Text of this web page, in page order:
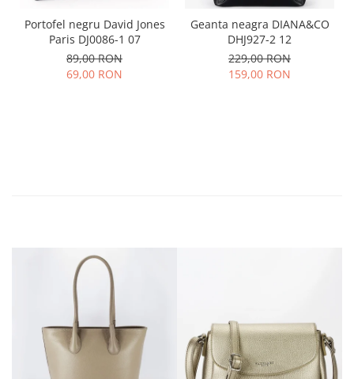
Portofel negru David Jones
Paris DJ0086-1 07
89,00 RON
69,00 RON
Geanta neagra DIANA&CO
DHJ927-2 12
229,00 RON
159,00 RON